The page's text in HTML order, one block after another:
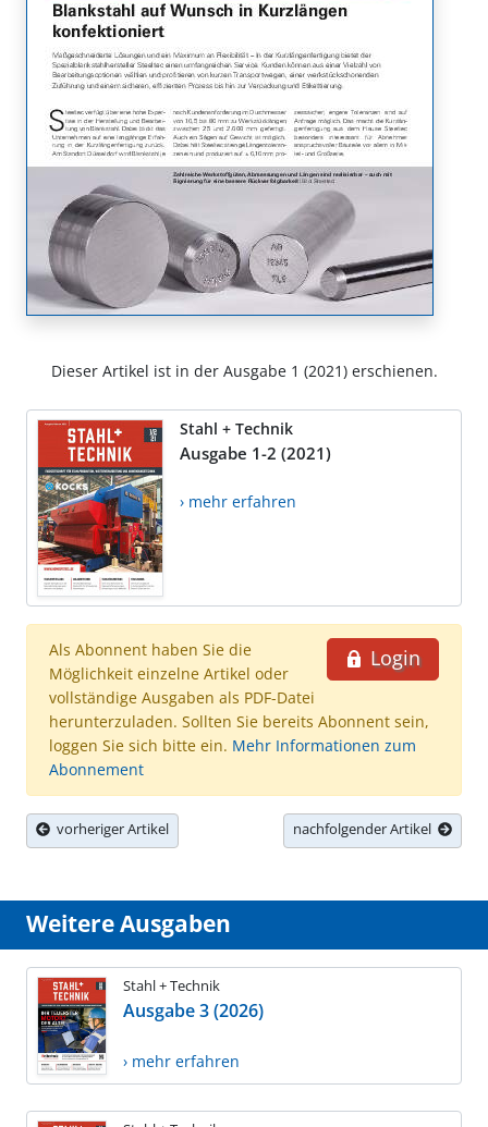
Dieser Artikel ist in der Ausgabe 1 (2021) erschienen.
Stahl + Technik
Ausgabe 1-2 (2021)
› mehr erfahren
Login
Als Abonnent haben Sie die
Möglichkeit einzelne Artikel oder
vollständige Ausgaben als PDF-Datei
herunterzuladen. Sollten Sie bereits Abonnent sein,
loggen Sie sich bitte ein. Mehr Informationen zum
Abonnement
vorheriger Artikel nachfolgender Artikel
Weitere Ausgaben
Stahl + Technik
Ausgabe 3 (2026)
› mehr erfahren